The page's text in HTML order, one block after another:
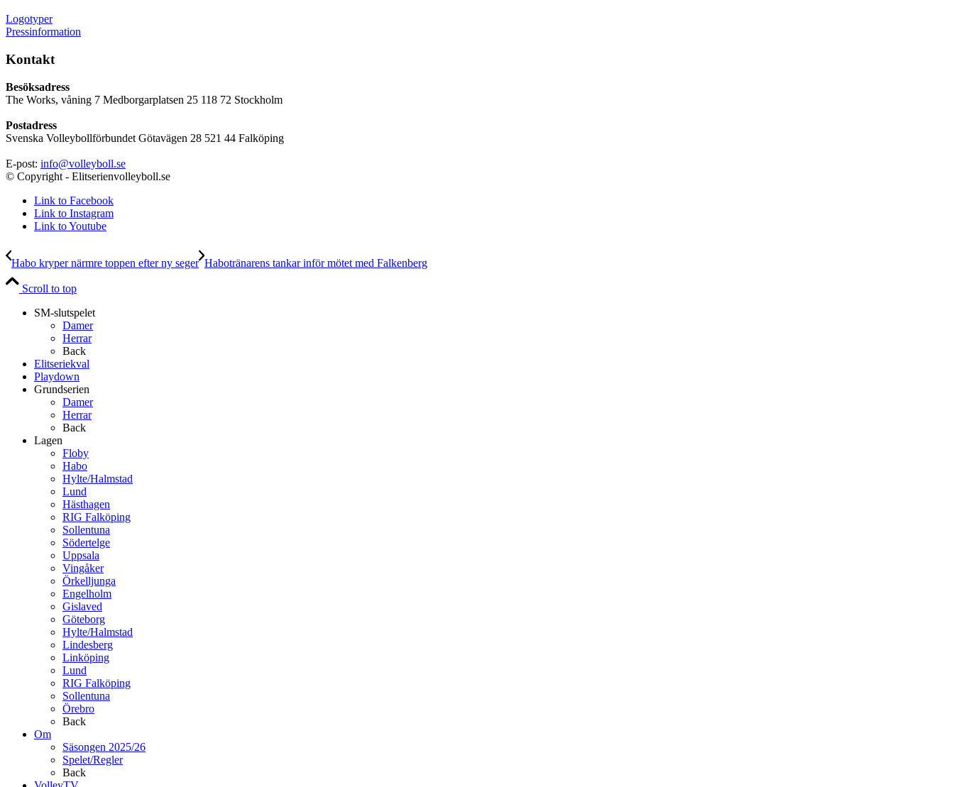
Logotyper
Pressinformation
Kontakt
Besöksadress
The Works, våning 7 Medborgarplatsen 25 118 72 Stockholm
Postadress
Svenska Volleybollförbundet Götavägen 28 521 44 Falköping
E-post: info@volleyboll.se
© Copyright - Elitserienvolleyboll.se
Link to Facebook
Link to Instagram
Link to Youtube
Habo kryper närmre toppen efter ny seger Habotränarens tankar inför mötet med Falkenberg
Scroll to top
SM-slutspelet
Damer
Herrar
Back
Elitseriekval
Playdown
Grundserien
Damer
Herrar
Back
Lagen
Floby
Habo
Hylte/Halmstad
Lund
Hästhagen
RIG Falköping
Sollentuna
Södertelge
Uppsala
Vingåker
Örkelljunga
Engelholm
Gislaved
Göteborg
Hylte/Halmstad
Lindesberg
Linköping
Lund
RIG Falköping
Sollentuna
Örebro
Back
Om
Säsongen 2025/26
Spelet/Regler
Back